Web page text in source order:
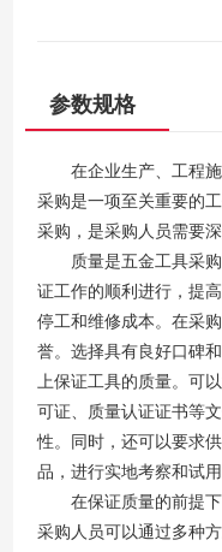
参数规格
在企业生产、工程
采购是一项至关重要的
采购，是采购人员需要
质量是五金工具采
证工作的顺利进行，提
停工和维修成本。在采
誉。选择具有良好口碑
上保证工具的质量。可
可证、质量认证证书等
性。同时，还可以要求
品，进行实地考察和试
在保证质量的前提
采购人员可以通过多种